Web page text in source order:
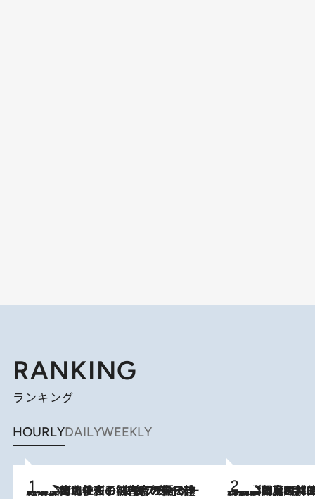
RANKING
ランキング
HOURLYDAILYWEEKLY
2026.8.3
《「文士の子ども被害者の会」発足！》阿川佐和子（72）が語る遠藤周作に北杜夫、劇作家・矢代静一の子どもたちの“文豪プライベート事件簿” 2026.8.8
「最後に見られてよかった」上野動物園の東園パンダ舎が解体前に特別公開。8月16日まで延長されたパネル展と共に辿る“半世紀”のパンダ飼育《解体工事の図面あり》